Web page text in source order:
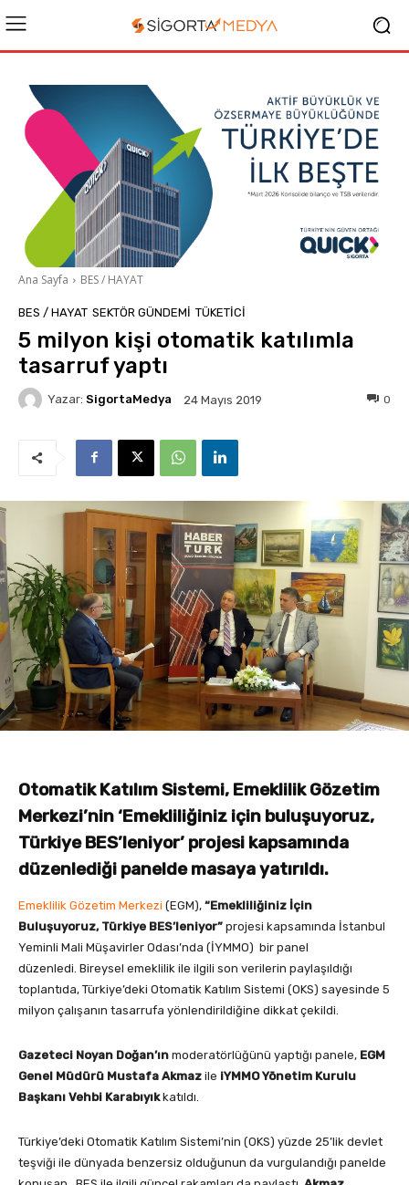
Ana Sayfa BES / HAYAT
BES / HAYAT SEKTÖR GÜNDEMİ TÜKETICI
5 milyon kişi otomatik katılımla
tasarruf yaptı
Yazar: SigortaMedya 24 Mayıs 2019 0
Otomatik Katılım Sistemi, Emeklilik Gözetim
Merkezi’nin ‘Emekliliğiniz için buluşuyoruz,
Türkiye BES’leniyor’ projesi kapsamında
düzenlediği panelde masaya yatırıldı.
Emeklilik Gözetim Merkezi (EGM), “Emekliliğiniz İçin
Buluşuyoruz, Türkiye BES’leniyor” projesi kapsamında İstanbul
Yeminli Mali Müşavirler Odası’nda (İYMMO) bir panel
düzenledi. Bireysel emeklilik ile ilgili son verilerin paylaşıldığı
toplantıda, Türkiye’deki Otomatik Katılım Sistemi (OKS) sayesinde 5
milyon çalışanın tasarrufa yönlendirildiğine dikkat çekildi.
Gazeteci Noyan Doğan’ın moderatörlüğünü yaptığı panele, EGM
Genel Müdürü Mustafa Akmaz ile iYMMO Yönetim Kurulu
Başkanı Vehbi Karabıyıkkatıldı.
Türkiye’deki Otomatik Katılım Sistemi’nin (OKS) yüzde 25’lik devlet
teşviği ile dünyada benzersiz olduğunun da vurgulandığı panelde